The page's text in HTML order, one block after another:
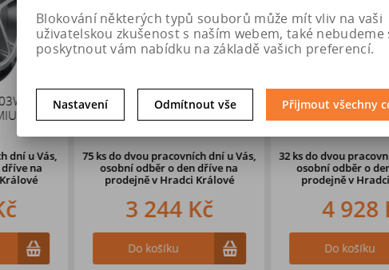
KB dark 6,5x16
ET50 CB67,1
dvou pracovních dní u Vás,
odběr o den dřívena
v Hradci Králové
3 244 Kč
Do košíku
DEZENT AR black 7,5x19 5x112
32 ksdo dvou pracovních dní u Vás,
osobní odběr o den dřívena
prodejně v Hradci Králové
4 928 Kč
Do košíku
58 ks
Blokování některých typů souborů může mít vliv na vaši
uživatelskou zkušenost s naším webem, také nebudeme
poskytnout vám nabídku na základě vašich preferencí.
Nastavení Odmítnout vše Přijmout všechny